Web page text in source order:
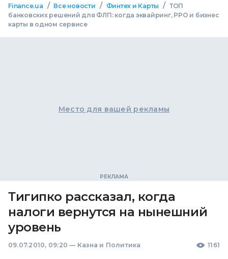
Finance.ua / Все новости / Финтех и Карты / ТОП
банковских решений для ФЛП: когда эквайринг, РРО и бизнес
карты в одном сервисе
Место для вашей рекламы
Тигипко рассказал, когда
налоги вернутся на нынешний
уровень
09.07.2010, 09:20 — Казна и Политика 1161